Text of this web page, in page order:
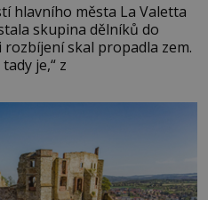
hlavního města La Valetta
skupina dělníků do
skal propadla zem.
je,“ z